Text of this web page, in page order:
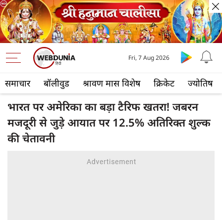
समाचार बॉलीवुड श्रावण मास विशेष क्रिकेट ज्योतिष
Fri, 7 Aug 2026
भारत पर अमेरिका का बड़ा टैरिफ खतरा! जबरन
मजदूरी से जुड़े आयात पर 12.5% अतिरिक्त शुल्क
की चेतावनी